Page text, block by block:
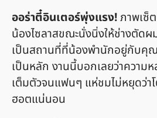
ออร่าตี๋อินเตอร์พุ่งแรง!ภาพเซ็
น้องไซลาสขณะนั่งนิ่งให้ช่างตัดผ
เป็นสถานที่ที่น้องพำนักอยู่กับคุ
เป็นหลัก งานนี้บอกเลยว่าความห
เต็มตัวจนแฟนๆ แห่ชมไม่หยุดว่า
ฮอตแน่นอน